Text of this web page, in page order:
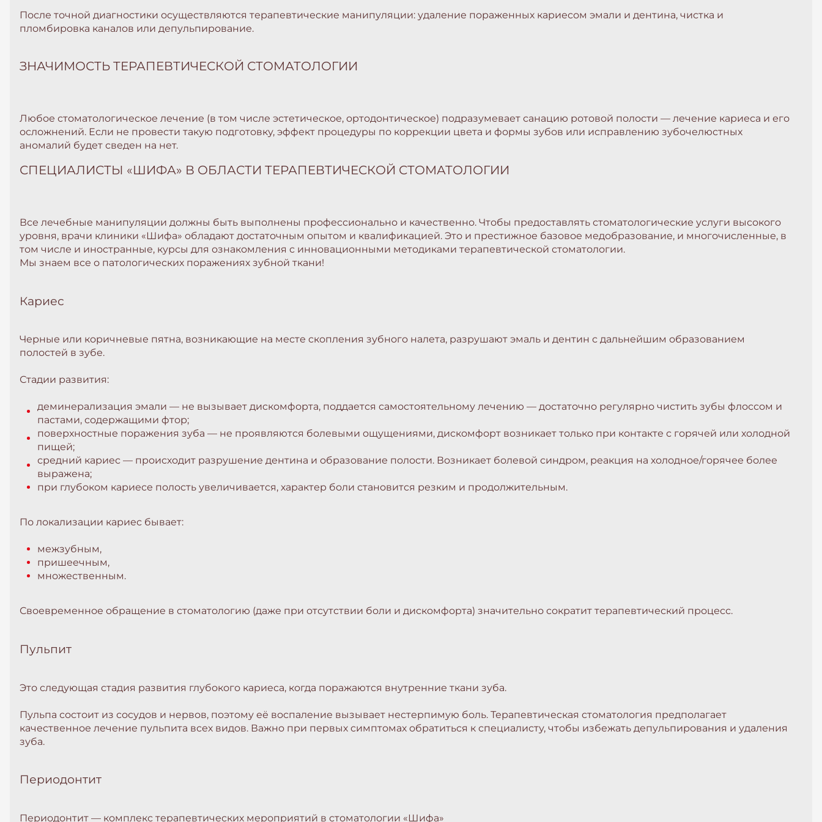
После точной диагностики осуществляются терапевтические манипуляции: удаление пораженных кариесом эмали и дентина, чистка и
пломбировка каналов или депульпирование.
ЗНАЧИМОСТЬ ТЕРАПЕВТИЧЕСКОЙ СТОМАТОЛОГИИ
Любое стоматологическое лечение (в том числе эстетическое, ортодонтическое) подразумевает санацию ротовой полости — лечение кариеса и его
осложнений. Если не провести такую подготовку, эффект процедуры по коррекции цвета и формы зубов или исправлению зубочелюстных
аномалий будет сведен на нет.
СПЕЦИАЛИСТЫ «ШИФА» В ОБЛАСТИ ТЕРАПЕВТИЧЕСКОЙ СТОМАТОЛОГИИ
Все лечебные манипуляции должны быть выполнены профессионально и качественно. Чтобы предоставлять стоматологические услуги высокого
уровня, врачи клиники «Шифа» обладают достаточным опытом и квалификацией. Это и престижное базовое медобразование, и многочисленные, в
том числе и иностранные, курсы для ознакомления с инновационными методиками терапевтической стоматологии.
Мы знаем все о патологических поражениях зубной ткани!
Кариес
Черные или коричневые пятна, возникающие на месте скопления зубного налета, разрушают эмаль и дентин с дальнейшим образованием
полостей в зубе.
Стадии развития:
деминерализация эмали — не вызывает дискомфорта, поддается самостоятельному лечению — достаточно регулярно чистить зубы флоссом и
пастами, содержащими фтор;
поверхностные поражения зуба — не проявляются болевыми ощущениями, дискомфорт возникает только при контакте с горячей или холодной
пищей;
средний кариес — происходит разрушение дентина и образование полости. Возникает болевой синдром, реакция на холодное/горячее более
выражена;
при глубоком кариесе полость увеличивается, характер боли становится резким и продолжительным.
По локализации кариес бывает:
межзубным,
пришеечным,
множественным.
Своевременное обращение в стоматологию (даже при отсутствии боли и дискомфорта) значительно сократит терапевтический процесс.
Пульпит
Это следующая стадия развития глубокого кариеса, когда поражаются внутренние ткани зуба.
Пульпа состоит из сосудов и нервов, поэтому её воспаление вызывает нестерпимую боль. Терапевтическая стоматология предполагает
качественное лечение пульпита всех видов. Важно при первых симптомах обратиться к специалисту, чтобы избежать депульпирования и удаления
зуба.
Периодонтит
Периодонтит — комплекс терапевтических мероприятий в стоматологии «Шифа»